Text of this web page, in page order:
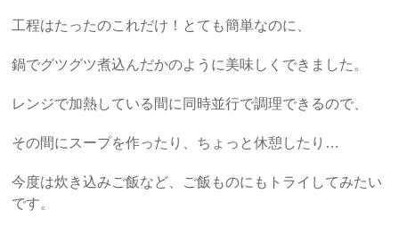
工程はたったのこれだけ！とても簡単なのに、
鍋でグツグツ煮込んだかのように美味しくできました。
レンジで加熱している間に同時並行で調理できるので、
その間にスープを作ったり、ちょっと休憩したり…
今度は炊き込みご飯など、ご飯ものにもトライしてみたい
です。